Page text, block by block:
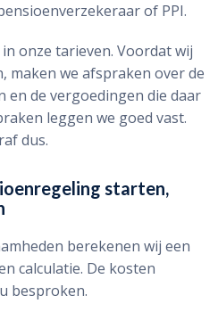
of PPI.
onze tarieven. Voordat wij
maken we afspraken over de
en de vergoedingen die daar
leggen we goed vast.
dus.
starten,
berekenen wij een
calculatie. De kosten
besproken.